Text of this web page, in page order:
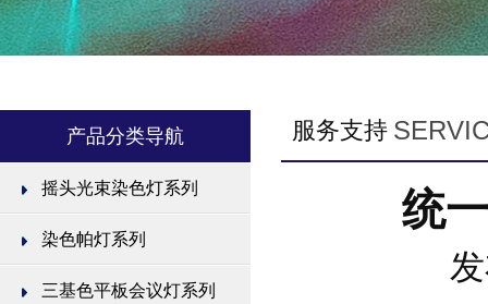
产品分类导航
摇头光束染色灯系列
染色帕灯系列
三基色平板会议灯系列
服务支持
统